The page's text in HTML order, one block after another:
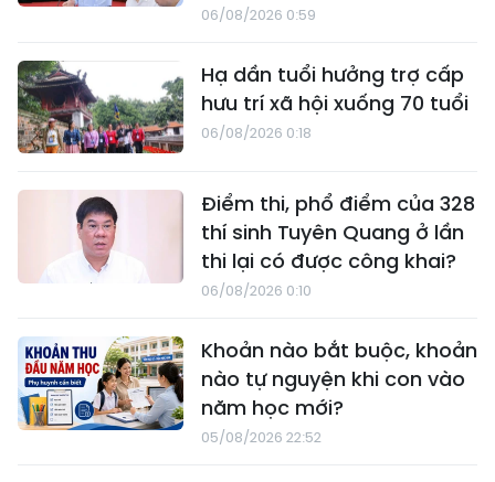
06/08/2026 0:59
Hạ dần tuổi hưởng trợ cấp
hưu trí xã hội xuống 70 tuổi
06/08/2026 0:18
Điểm thi, phổ điểm của 328
thí sinh Tuyên Quang ở lần
thi lại có được công khai?
06/08/2026 0:10
Khoản nào bắt buộc, khoản
nào tự nguyện khi con vào
năm học mới?
05/08/2026 22:52